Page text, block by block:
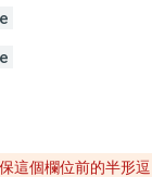
這個欄位前的半形逗